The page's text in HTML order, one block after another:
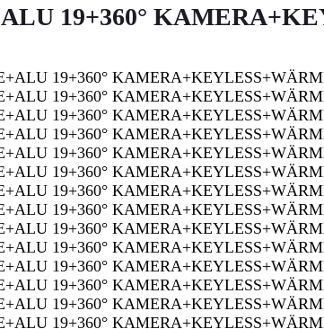
19+360°